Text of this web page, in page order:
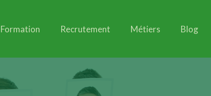
Formation Recrutement Métiers Blog